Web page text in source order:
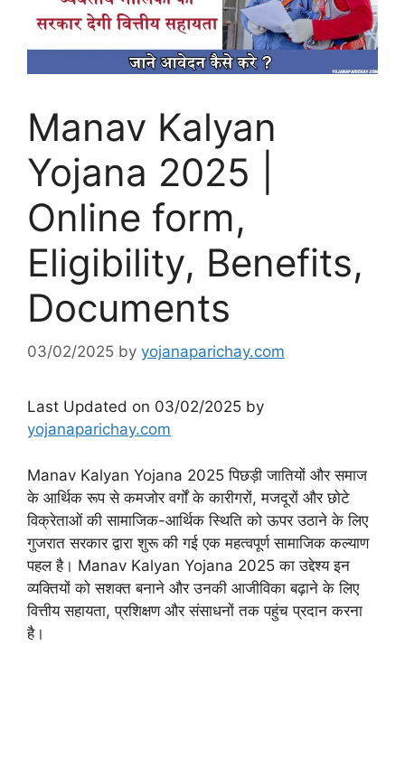
Manav Kalyan
Yojana 2025 |
Online form,
Eligibility, Benefits,
Documents
03/02/2025 by yojanaparichay.com
Last Updated on 03/02/2025 by
yojanaparichay.com
Manav Kalyan Yojana 2025 पिछड़ी जातियों और समाज
के आर्थिक रूप से कमजोर वर्गों के कारीगरों, मजदूरों और छोटे
विक्रेताओं की सामाजिक-आर्थिक स्थिति को ऊपर उठाने के लिए
गुजरात सरकार द्वारा शुरू की गई एक महत्वपूर्ण सामाजिक कल्याण
पहल है। Manav Kalyan Yojana 2025 का उद्देश्य इन
व्यक्तियों को सशक्त बनाने और उनकी आजीविका बढ़ाने के लिए
वित्तीय सहायता, प्रशिक्षण और संसाधनों तक पहुंच प्रदान करना
है।